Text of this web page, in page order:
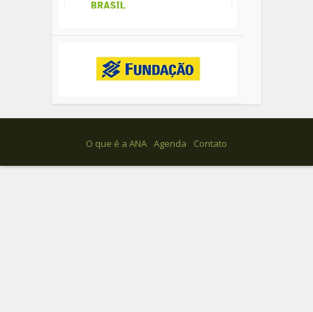
O que é a ANA Agenda Contato